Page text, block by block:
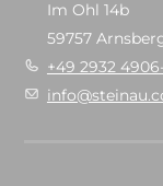
Im Ohl 14b
59757
+49 2932